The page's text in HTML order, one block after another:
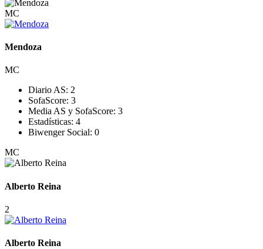
MC
Mendoza
MC
Diario AS: 2
SofaScore: 3
Media AS y SofaScore: 3
Estadísticas: 4
Biwenger Social: 0
MC
Alberto Reina
2
Alberto Reina